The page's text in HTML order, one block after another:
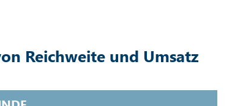
Reichweite und Umsatz